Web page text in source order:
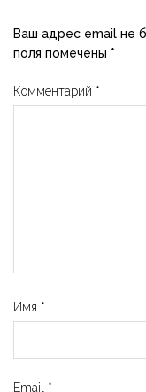
Ваш адрес email не
поля помечены *
Комментарий *
Имя *
Email *